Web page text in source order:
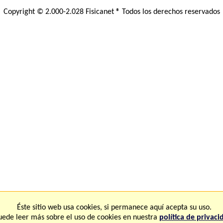
Copyright © 2.000-2.028 Fisicanet ® Todos los derechos reservados
Éste sitio web usa cookies, si permanece aquí acepta su uso.
leer más sobre el uso de cookies en nuestra política de